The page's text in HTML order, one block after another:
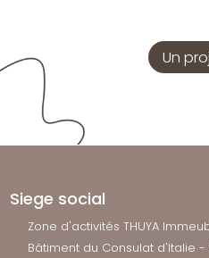
Un
Siege social
Zone d'activités THUYA
Bâtiment du Consulat d'Italie -